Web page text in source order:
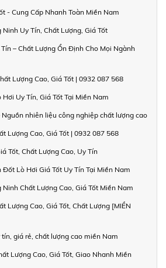
- Cung Cấp Nhanh Toàn Miền Nam
Ninh Uy Tín, Chất Lượng, Giá Tốt
– Chất Lượng Ổn Định Cho Mọi Ngành
Lượng Cao, Giá Tốt | 0932 087 568
Uy Tín, Giá Tốt Tại Miền Nam
Nguồn nhiên liệu công nghiệp chất lượng cao
Lượng Cao, Giá Tốt | 0932 087 568
Tốt, Chất Lượng Cao, Uy Tín
Lò Hơi Giá Tốt Uy Tín Tại Miền Nam
Ninh Chất Lượng Cao, Giá Tốt Miền Nam
Lượng Cao, Giá Tốt, Chất Lượng [MIỀN
giá rẻ, chất lượng cao miền Nam
Lượng Cao, Giá Tốt, Giao Nhanh Miền